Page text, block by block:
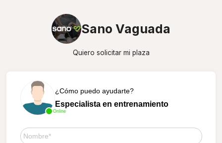
Sano Vaguada
Quiero solicitar mi plaza
Online
¿Cómo puedo ayudarte?
Especialista en entrenamiento